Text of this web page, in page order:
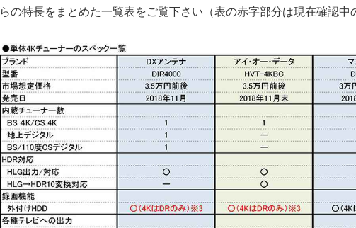
らの特長をまとめた一覧表をご覧下さい（表の赤字部分は現在確認中